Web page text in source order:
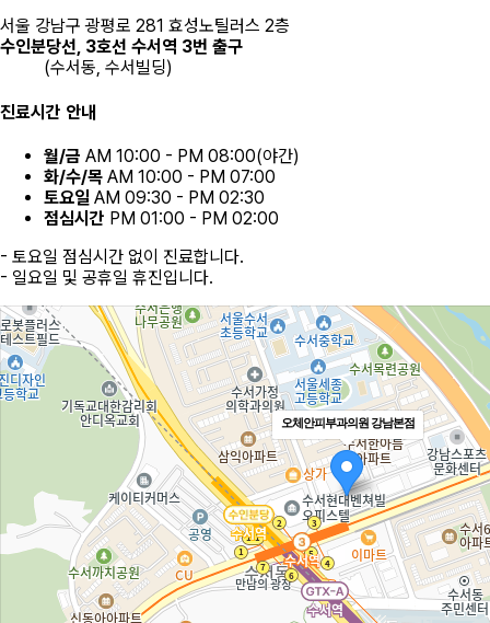
서울 강남구 광평로 281 효성노틸러스 2층
수인분당선, 3호선 수서역 3번 출구
(수서동, 수서빌딩)
진료시간 안내
월/금 AM 10:00 - PM 08:00(야간)
화/수/목 AM 10:00 - PM 07:00
토요일 AM 09:30 - PM 02:30
점심시간 PM 01:00 - PM 02:00
- 토요일 점심시간 없이 진료합니다.
- 일요일 및 공휴일 휴진입니다.
오체안피부과의원 강남본점